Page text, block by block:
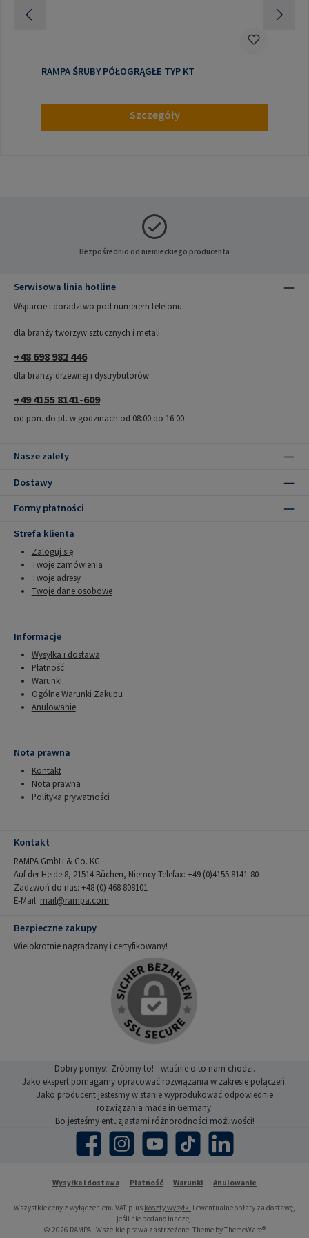
RAMPA ŚRUBY PÓŁOGRĄGŁE TYP KT
Szczegóły
Bezpośrednio od niemieckiego producenta
Serwisowa linia hotline
Wsparcie i doradztwo pod numerem telefonu:
dla branży tworzyw sztucznych i metali
+48 698 982 446
dla branży drzewnej i dystrybutorów
+49 4155 8141-609
od pon. do pt. w godzinach od 08:00 do 16:00
Nasze zalety
Dostawy
Formy płatności
Strefa klienta
Zaloguj się
Twoje zamówienia
Twoje adresy
Twoje dane osobowe
Informacje
Wysyłka i dostawa
Płatność
Warunki
Ogólne Warunki Zakupu
Anulowanie
Nota prawna
Kontakt
Nota prawna
Polityka prywatności
Kontakt
RAMPA GmbH & Co. KG
Auf der Heide 8, 21514 Büchen, Niemcy Telefax: +49 (0)4155 8141-80
Zadzwoń do nas: +48 (0) 468 808101
E-Mail: mail@rampa.com
Bezpieczne zakupy
Wielokrotnie nagradzany i certyfikowany!
Dobry pomysł. Zróbmy to! - właśnie o to nam chodzi.
Jako ekspert pomagamy opracować rozwiązania w zakresie połączeń.
Jako producent jesteśmy w stanie wyprodukować odpowiednie
rozwiązania made in Germany.
Bo jesteśmy entuzjastami różnorodności możliwości!
Facebook Instagram YouTube TikTok LinkedIn
Wysyłka i dostawa Płatność Warunki Anulowanie
Wszystkie ceny z wyłączeniem. VAT plus koszty wysyłki i ewentualne opłaty za dostawę,
jeśli nie podano inaczej.
© 2026 RAMPA - Wszelkie prawa zastrzeżone. Theme byThemeWare®